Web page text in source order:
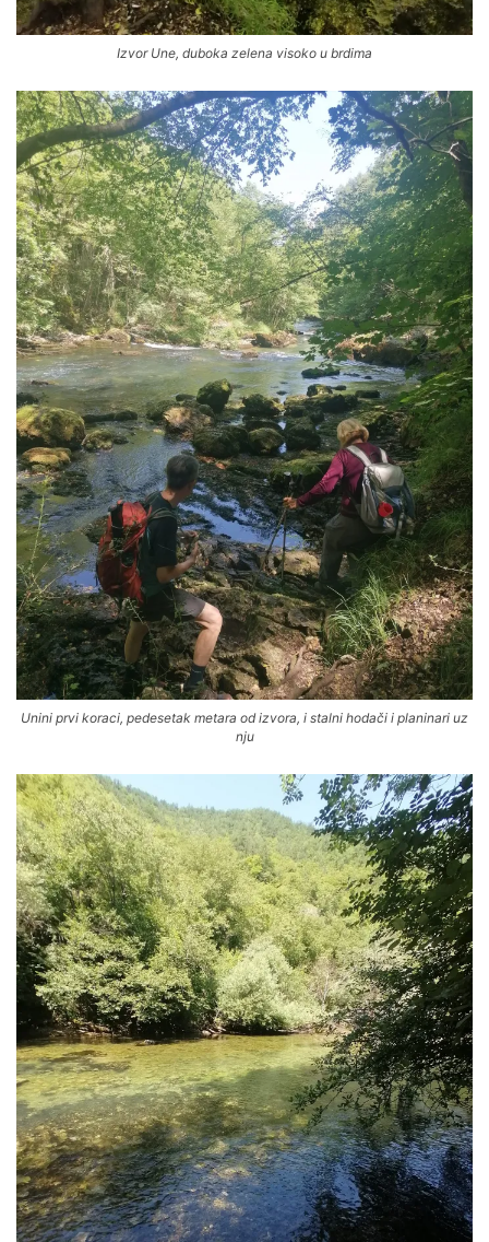
Izvor Une, duboka zelena visoko u brdima
Unini prvi koraci, pedesetak metara od izvora, i stalni hodači i planinari uz
nju